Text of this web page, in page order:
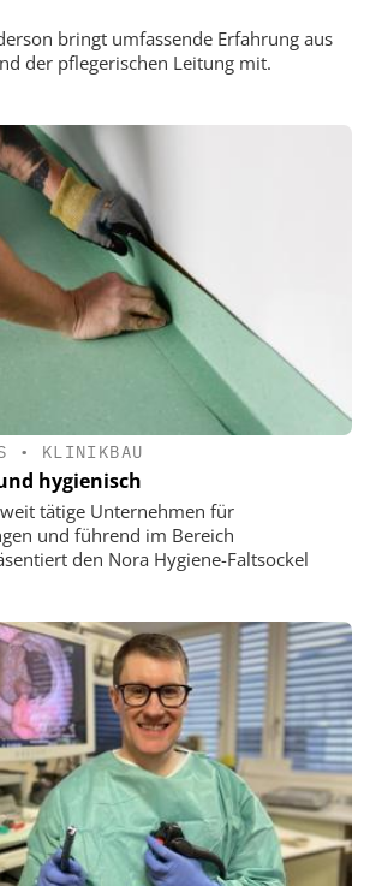
bringt umfassende Erfahrung aus
der pflegerischen Leitung mit.
• KLINIKBAU
hygienisch
tätige Unternehmen für
und führend im Bereich
den Nora Hygiene-Faltsockel